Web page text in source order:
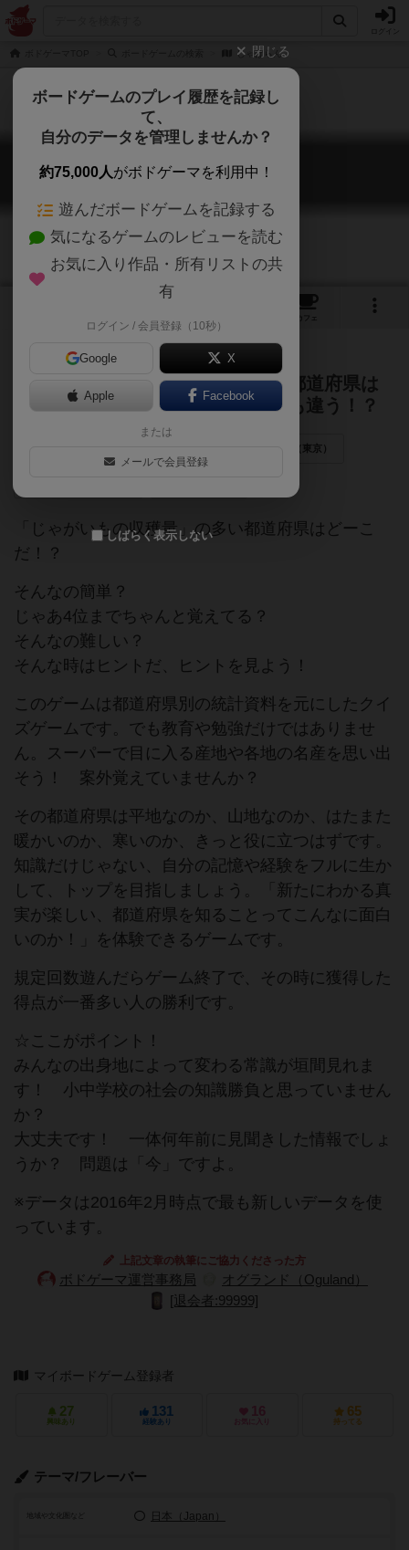
じゃぱらん
じゃぱらん
Japaran
カフェ
ジャパンランキングゲーム！ ～都道府県は
面白い！～ 出身地が違うと常識も違う！？
ゲームマーケット2016春（東京）
「じゃがいもの収穫量」の多い都道府県はどーこ
だ！？
そんなの簡単？
じゃあ4位までちゃんと覚えてる？
そんなの難しい？
そんな時はヒントだ、ヒントを見よう！
このゲームは都道府県別の統計資料を元にしたクイ
ズゲームです。でも教育や勉強だけではありませ
ん。スーパーで目に入る産地や各地の名産を思い出
そう！ 案外覚えていませんか？
その都道府県は平地なのか、山地なのか、はたまた
暖かいのか、寒いのか、きっと役に立つはずです。
知識だけじゃない、自分の記憶や経験をフルに生か
して、トップを目指しましょう。「新たにわかる真
実が楽しい、都道府県を知ることってこんなに面白
いのか！」を体験できるゲームです。
規定回数遊んだらゲーム終了で、その時に獲得した
得点が一番多い人の勝利です。
☆ここがポイント！
みんなの出身地によって変わる常識が垣間見れま
す！ 小中学校の社会の知識勝負と思っていません
か？
大丈夫です！ 一体何年前に見聞きした情報でしょ
うか？ 問題は「今」ですよ。
※データは2016年2月時点で最も新しいデータを使
っています。
上記文章の執筆にご協力くださった方
ボドゲーマ運営事務局
オグランド（Oguland）
[退会者:99999]
マイボードゲーム登録者
27
興味あり
131
経験あり
16
お気に入り
65
持ってる
テーマ/フレーバー
地域や文化圏など 日本（Japan）
閉じる
ボードゲームのプレイ履歴を記録し
て、
自分のデータを管理しませんか？
約75,000人がボドゲーマを利用中！
遊んだボードゲームを記録する
気になるゲームのレビューを読む
お気に入り作品・所有リストの共
有
ログイン / 会員登録（10秒）
Google X
Apple Facebook
または
メールで会員登録
しばらく表示しない